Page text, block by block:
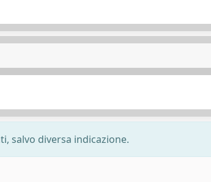
salvo diversa indicazione.